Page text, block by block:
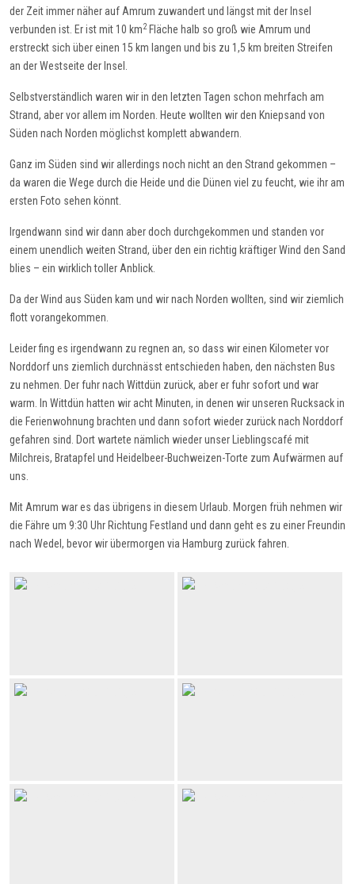
der Zeit immer näher auf Amrum zuwandert und längst mit der Insel
verbunden ist. Er ist mit 10 km2Fläche halb so groß wie Amrum und
erstreckt sich über einen 15 km langen und bis zu 1,5 km breiten Streifen
an der Westseite der Insel.
Selbstverständlich waren wir in den letzten Tagen schon mehrfach am
Strand, aber vor allem im Norden. Heute wollten wir den Kniepsand von
Süden nach Norden möglichst komplett abwandern.
Ganz im Süden sind wir allerdings noch nicht an den Strand gekommen –
da waren die Wege durch die Heide und die Dünen viel zu feucht, wie ihr am
ersten Foto sehen könnt.
Irgendwann sind wir dann aber doch durchgekommen und standen vor
einem unendlich weiten Strand, über den ein richtig kräftiger Wind den Sand
blies – ein wirklich toller Anblick.
Da der Wind aus Süden kam und wir nach Norden wollten, sind wir ziemlich
flott vorangekommen.
Leider fing es irgendwann zu regnen an, so dass wir einen Kilometer vor
Norddorf uns ziemlich durchnässt entschieden haben, den nächsten Bus
zu nehmen. Der fuhr nach Wittdün zurück, aber er fuhr sofort und war
warm. In Wittdün hatten wir acht Minuten, in denen wir unseren Rucksack in
die Ferienwohnung brachten und dann sofort wieder zurück nach Norddorf
gefahren sind. Dort wartete nämlich wieder unser Lieblingscafé mit
Milchreis, Bratapfel und Heidelbeer-Buchweizen-Torte zum Aufwärmen auf
uns.
Mit Amrum war es das übrigens in diesem Urlaub. Morgen früh nehmen wir
die Fähre um 9:30 Uhr Richtung Festland und dann geht es zu einer Freundin
nach Wedel, bevor wir übermorgen via Hamburg zurück fahren.